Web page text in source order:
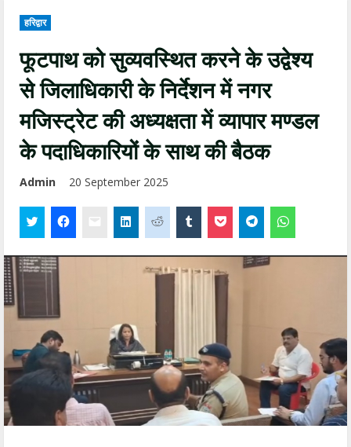
हरिद्वार
फूटपाथ को सुव्यवस्थित करने के उद्वेश्य
से जिलाधिकारी के निर्देशन में नगर
मजिस्ट्रेट की अध्यक्षता में व्यापार मण्डल
के पदाधिकारियों के साथ की बैठक
Admin 20 September 2025